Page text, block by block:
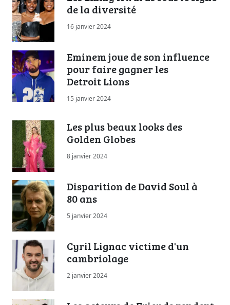
de la diversité
16 janvier 2024
Eminem joue de son influence
pour faire gagner les
Detroit Lions
15 janvier 2024
Les plus beaux looks des
Golden Globes
8 janvier 2024
Disparition de David Soul à
80 ans
5 janvier 2024
Cyril Lignac victime d'un
cambriolage
2 janvier 2024